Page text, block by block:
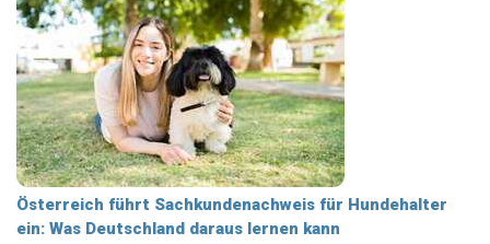
Österreich führt Sachkundenachweis für Hundehalter
ein: Was Deutschland daraus lernen kann